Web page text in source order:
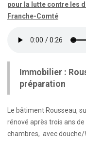
pour la lutte contre les
Franche-Comté
Immobilier :
préparation
Le bâtiment Rousseau,
rénové après trois ans
chambres, avec